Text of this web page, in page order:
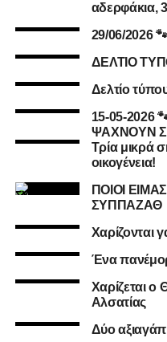
αδερφάκια,
29/06/2026
ΔΕΛΤΙΟ
Δελτίο
15-05-2026
ΨΑΧΝΟΥΝ
Τρία μικρά
οικογένεια!
ΠΟΙΟΙ
ΣΥΠΠΑΖΑΘ
Χαρίζονται
Ένα
Χαρίζεται
Αλσατίας
Δύο